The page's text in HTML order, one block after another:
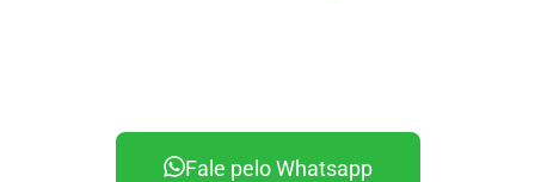
Fale pelo Whatsapp